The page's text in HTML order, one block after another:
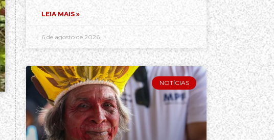
LEIA MAIS »
6 de agosto de 2026
NOTÍCIAS